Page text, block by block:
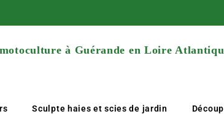
à Guérande en Loire
Sculpte haies et scies de jardin